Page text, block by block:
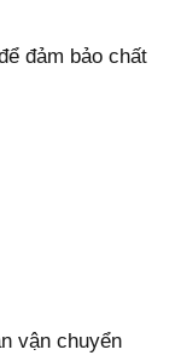
đảm bảo chất
vận chuyển